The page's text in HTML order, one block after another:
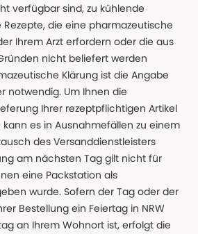
verfügbar sind, zu kühlende
Rezepte, die eine pharmazeutische
Ihrem Arzt erfordern oder die aus
nicht beliefert werden
Klärung ist die Angabe
notwendig. Um Ihnen die
Ihrer rezeptpflichtigen Artikel
es in Ausnahmefällen zu einem
des Versanddienstleisters
am nächsten Tag gilt nicht für
eine Packstation als
wurde. Sofern der Tag oder der
Bestellung ein Feiertag in NRW
an Ihrem Wohnort ist, erfolgt die